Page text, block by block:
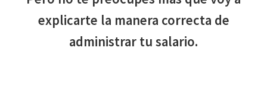
explicarte la manera correcta de
administrar tu salario.